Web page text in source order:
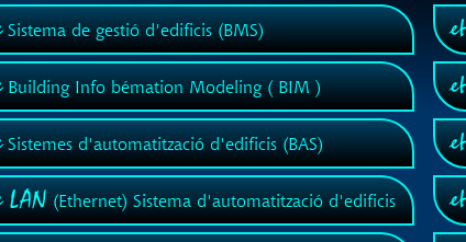
Sistema de gestió d'edificis (BMS)
Building Info bémation Modeling ( BIM )
Sistemes d'automatització d'edificis (BAS)
LAN(Ethernet) Sistema d'automatització d'edificis